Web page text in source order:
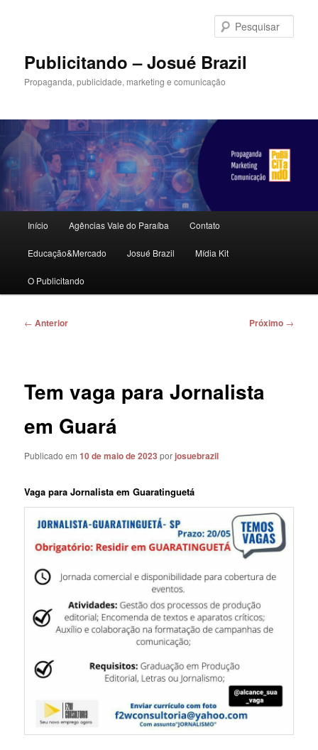
principalPublicitando – Josué Brazil
Propaganda, publicidade, marketing e comunicação
principal
Início Agências Vale do Paraíba Contato
Educação&Mercado Josué Brazil Mídia Kit
O Publicitando
Navegação
← Anterior Próximo →
Tem vaga para Jornalista
em Guará
Publicado em10 de maio de 2023 porjosuebrazil
Vaga para Jornalista em Guaratinguetá